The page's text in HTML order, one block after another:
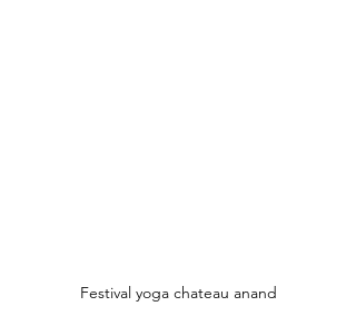
Festival yoga chateau anand